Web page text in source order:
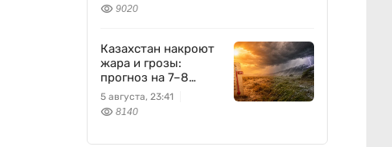
9020
Казахстан накроют
жара и грозы:
прогноз на 7–8
августа
5 августа, 23:41
8140